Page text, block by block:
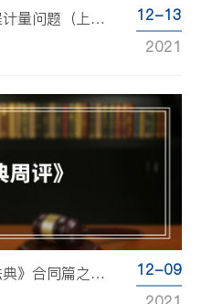
广和评述|建工法律周评 | 工程计量问题（上）--工程量计量基本规则
12-13
2021
广和评述|民法典周评 | 《民法典》合同篇之保管合同制度的导读（下）
12-09